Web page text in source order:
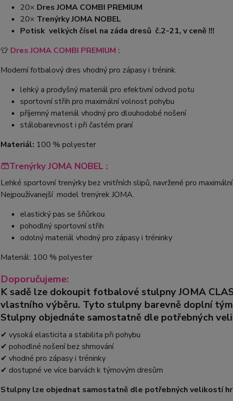
20× Dres JOMA COMBI PREMIUM
20× Trenýrky JOMA NOBEL
Potisk velkých čísel na záda dresů č.2-21, v ceně !!!
👕Dres JOMA COMBI PREMIUM :
Moderní fotbalový dres vhodný pro zápasy i trénink.
lehký a prodyšný materiál pro efektivní odvod potu
sportovní střih pro maximální volnost pohybu
příjemný materiál vhodný pro dlouhodobé nošení
stálobarevnost i při častém praní
Materiál: 100 % polyester
🩳Trenýrky JOMA NOBEL :
Lehké sportovní trenýrky bez vnitřních slipů, navržené pro
Nejpoužívanejší model trenýrek JOMA.
elastický pas se šňůrkou
pohodlný sportovní střih
odolný materiál vhodný pro zápasy i tréninky
Materiál: 100 % polyester
Doporučujeme:
K sadě lze dokoupit fotbalové stulpnyJOMA
vlastního výběru. Tyto stulpny barevně doplní
Stulpny objednáte samostatně dle potřebných
✔ vysoká elasticita a stabilita při pohybu
✔ pohodlné nošení bez shrnování
✔ vhodné pro zápasy i tréninky
✔ dostupné ve více barvách k týmovým dresům
Stulpny lze objednat samostatně dle potřebných velikostí